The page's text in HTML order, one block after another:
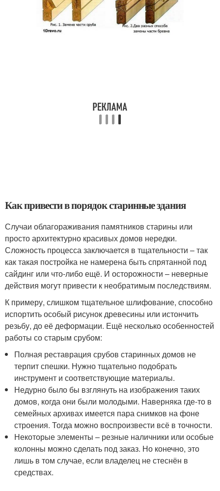
Как привести в порядок старинные здания
Случаи облагораживания памятников старины или
просто архитектурно красивых домов нередки.
Сложность процесса заключается в тщательности – так
как такая постройка не намерена быть спрятанной под
сайдинг или что-либо ещё. И осторожности – неверные
действия могут привести к необратимым последствиям.
К примеру, слишком тщательное шлифование, способно
испортить особый рисунок древесины или истончить
резьбу, до её деформации. Ещё несколько особенностей
работы со старым срубом:
Полная реставрация срубов старинных домов не
терпит спешки. Нужно тщательно подобрать
инструмент и соответствующие материалы.
Недурно было бы взглянуть на изображения таких
домов, когда они были молодыми. Наверняка где-то в
семейных архивах имеется пара снимков на фоне
строения. Тогда можно воспроизвести всё в точности.
Некоторые элементы – резные наличники или особые
колонны можно сделать под заказ. Но конечно, это
лишь в том случае, если владелец не стеснён в
средствах.